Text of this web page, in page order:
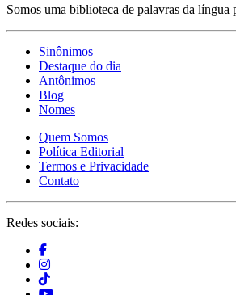
Somos uma biblioteca de palavras da
Sinônimos
Destaque do dia
Antônimos
Blog
Nomes
Quem Somos
Política Editorial
Termos e Privacidade
Contato
Redes sociais: